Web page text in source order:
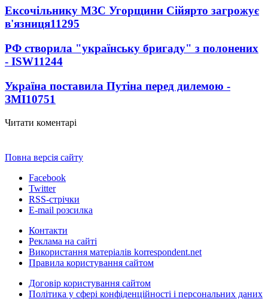
Ексочільнику МЗС Угорщини Сійярто загрожує
в'язниця11295
РФ створила "українську бригаду" з полонених
- ISW11244
Україна поставила Путіна перед дилемою -
ЗМІ10751
Читати коментарі
Повна версія сайту
Facebook
Twitter
RSS-стрічки
E-mail розсилка
Контакти
Реклама на сайті
Використання матеріалів korrespondent.net
Правила користування сайтом
Договір користування сайтом
Політика у сфері конфіденційності і персональних даних